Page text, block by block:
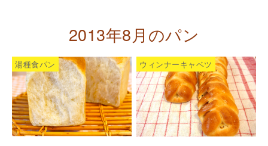
2013年8月のパン
湯種食パン ウィンナーキャベツ